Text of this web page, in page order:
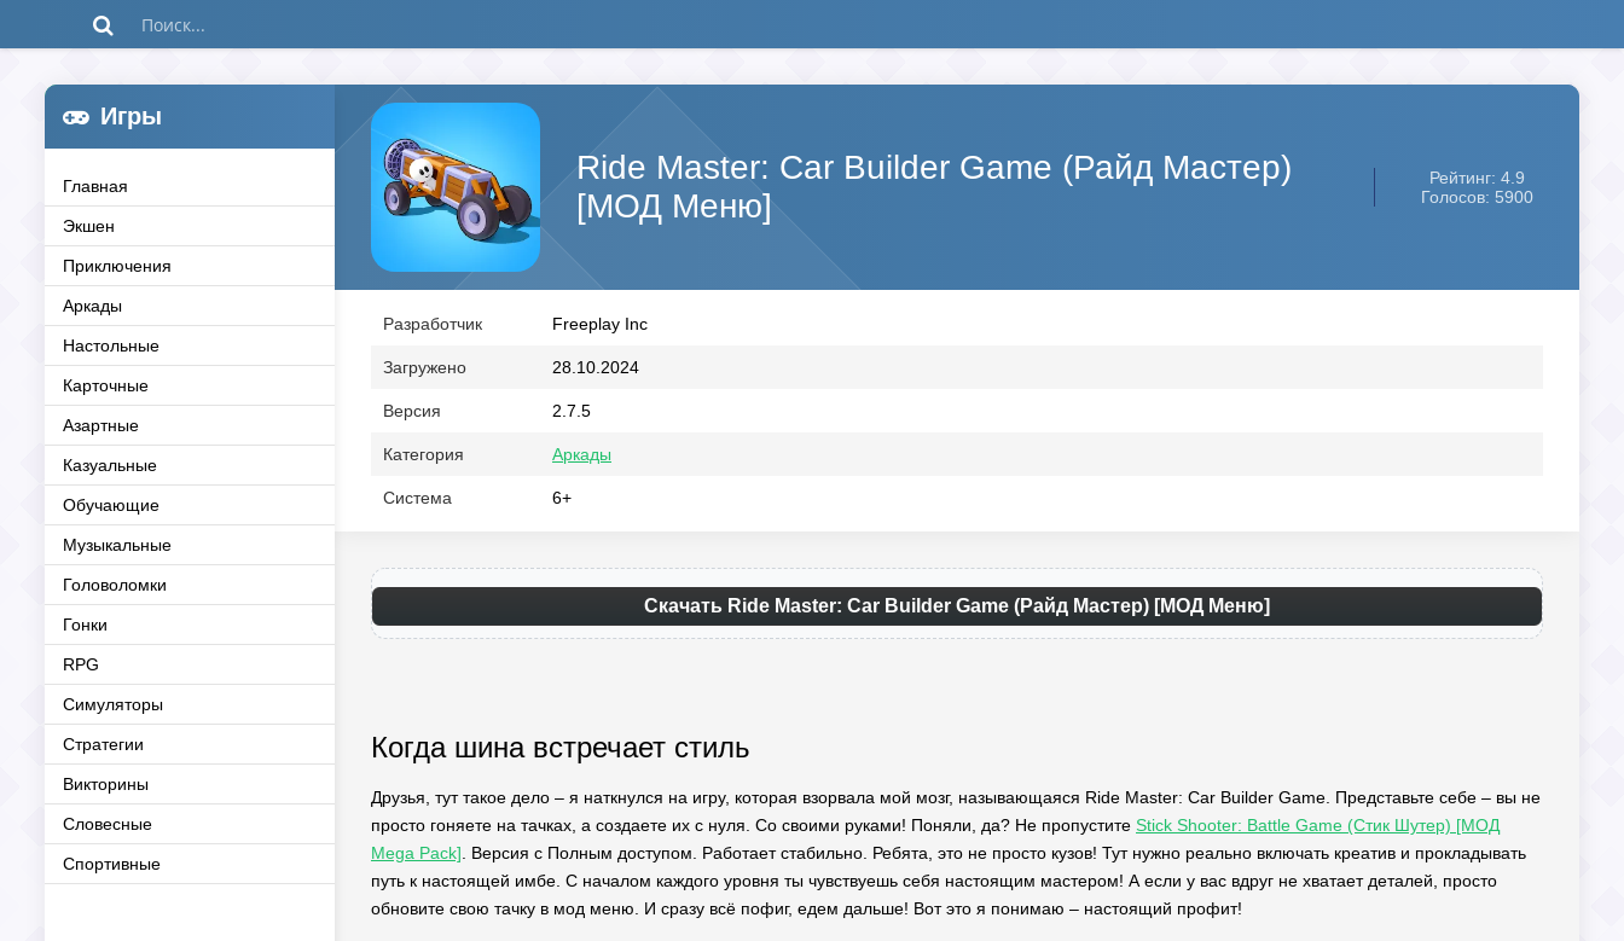
Игры
Главная
Экшен
Приключения
Аркады
Настольные
Карточные
Азартные
Казуальные
Обучающие
Музыкальные
Головоломки
Гонки
RPG
Симуляторы
Стратегии
Викторины
Словесные
Спортивные
Ride Master: Car Builder Game (Райд Мастер)
[МОД Меню]
Рейтинг: 4.9
Голосов: 5900
Разработчик Freeplay Inc
Загружено 28.10.2024
Версия 2.7.5
Категория Аркады
Система 6+
Скачать Ride Master: Car Builder Game (Райд Мастер) [МОД Меню]
Когда шина встречает стиль
Друзья, тут такое дело – я наткнулся на игру, которая взорвала мой мозг, называющаяся Ride Master: Car Builder Game. Представьте себе – вы не
просто гоняете на тачках, а создаете их с нуля. Со своими руками! Поняли, да? Не пропустите Stick Shooter: Battle Game (Стик Шутер) [МОД
Mega Pack] . Версия с Полным доступом. Работает стабильно. Ребята, это не просто кузов! Тут нужно реально включать креатив и прокладывать
путь к настоящей имбе. С началом каждого уровня ты чувствуешь себя настоящим мастером! А если у вас вдруг не хватает деталей, просто
обновите свою тачку в мод меню. И сразу всё пофиг, едем дальше! Вот это я понимаю – настоящий профит!